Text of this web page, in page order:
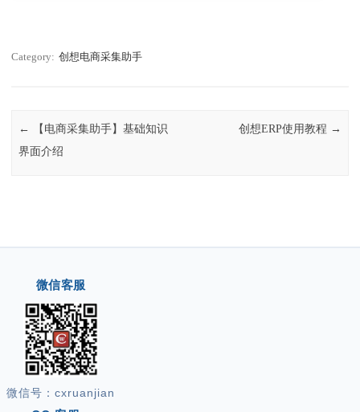
Category: 创想电商采集助手
Post navigation
←
【电商采集助手】基础知识
界面介绍
创想ERP使用教程 →
微信客服
微信号：cxruanjian